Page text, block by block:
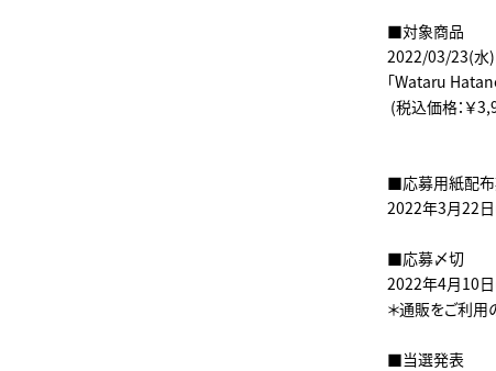
■対象商品
2022/03/23(水
「Wataru
(税込価格：￥
■応募用紙配
2022年3月22
■応募〆切
2022年4月10
＊通販をご利用
■当選発表